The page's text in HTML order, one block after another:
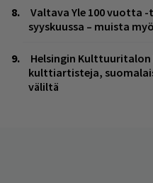
Valtava Yle 100 vuotta
syyskuussa – muista
Helsingin Kulttuuritalon
kulttiartisteja,
väliltä